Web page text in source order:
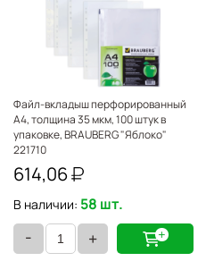
Файл-вкладыш перфорированный
А4, толщина 35 мкм, 100 штук в
упаковке, BRAUBERG "Яблоко"
221710
614,06
В наличии: 58 шт.
- +